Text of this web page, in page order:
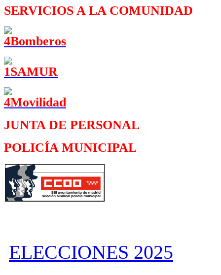
SERVICIOS A LA COMUNIDAD
JUNTA DE PERSONAL
POLICÍA MUNICIPAL
ELECCIONES 2025